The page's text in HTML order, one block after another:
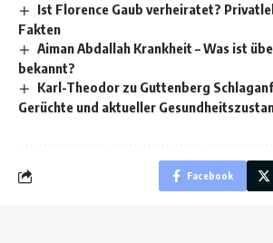
Ist Florence Gaub verheiratet?
Fakten
Aiman Abdallah Krankheit – Was ist
bekannt?
Karl-Theodor zu Guttenberg
Gerüchte und aktueller
Facebook